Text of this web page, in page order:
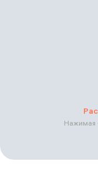
Нажимая